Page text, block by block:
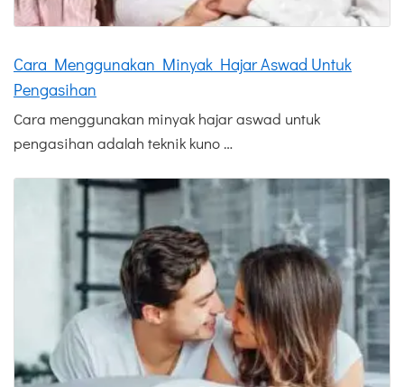
Cara Menggunakan Minyak Hajar Aswad Untuk
Pengasihan
Cara menggunakan minyak hajar aswad untuk
pengasihan adalah teknik kuno …